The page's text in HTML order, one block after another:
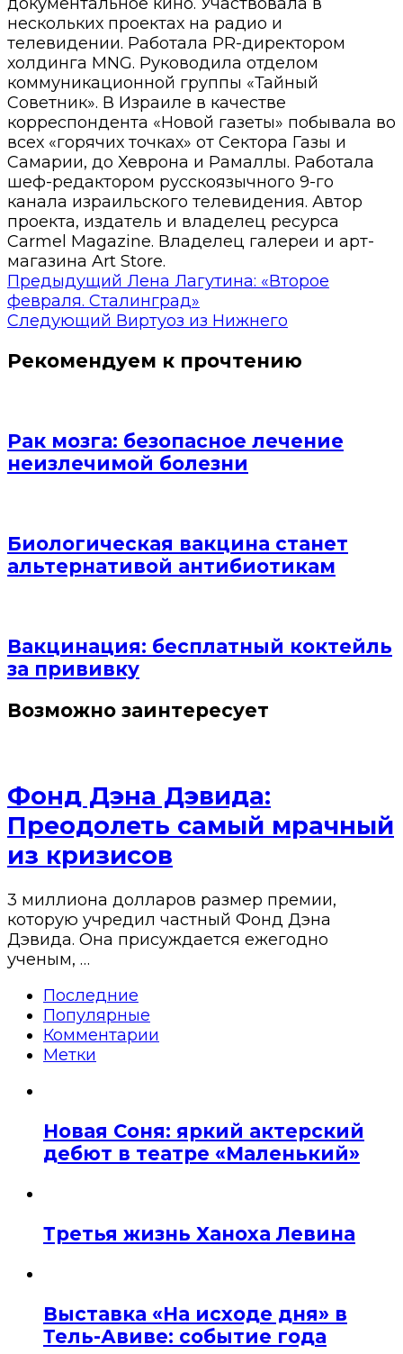
нескольких проектах на радио и
телевидении. Работала PR-директором
холдинга MNG. Руководила отделом
коммуникационной группы «Тайный
Советник». В Израиле в качестве
корреспондента «Новой газеты» побывала во
всех «горячих точках» от Сектора Газы и
Самарии, до Хеврона и Рамаллы. Работала
шеф-редактором русскоязычного 9-го
канала израильского телевидения. Автор
проекта, издатель и владелец ресурса
Carmel Magazine. Владелец галереи и арт-
магазина Art Store.
Предыдущий Лена Лагутина: «Второе
февраля. Сталинград»
Следующий Виртуоз из Нижнего
Рекомендуем к прочтению
Рак мозга: безопасное лечение
неизлечимой болезни
Биологическая вакцина станет
альтернативой антибиотикам
Вакцинация: бесплатный коктейль
за прививку
Возможно заинтересует
Фонд Дэна Дэвида:
Преодолеть самый мрачный
из кризисов
3 миллиона долларов размер премии,
которую учредил частный Фонд Дэна
Дэвида. Она присуждается ежегодно
ученым, …
Последние
Популярные
Комментарии
Метки
Новая Соня: яркий актерский
дебют в театре «Маленький»
Третья жизнь Ханоха Левина
Выставка «На исходе дня» в
Тель-Авиве: событие года